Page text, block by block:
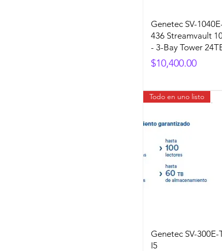
Genetec SV-
436 Streamvault
- 3-Bay Tower
Precio
$10,400.00
Todo en uno listo
Genetec SV-300E-
I5